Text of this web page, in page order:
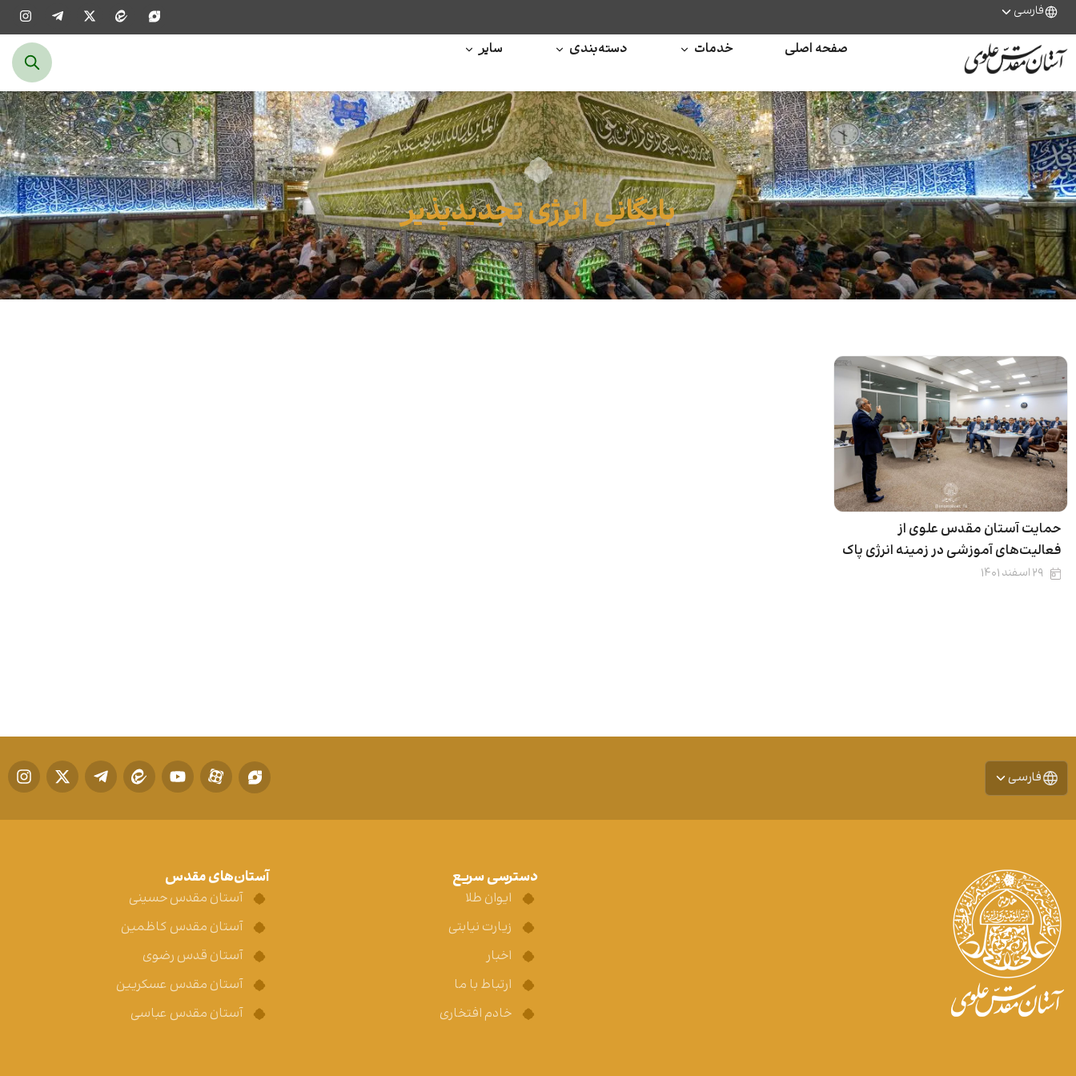
فارسی
صفحه اصلی خدمات دسته‌بندی سایر
بایگانی انرژی تجدیدپذیر
حمایت آستان مقدس علوی از
فعالیت‌های آموزشی در زمینه انرژی پاک
۲۹ اسفند ۱۴۰۱
فارسی
دسترسی سریع
ایوان طلا
زیارت نیابتی
اخبار
ارتباط با ما
خادم افتخاری
آستان‌های مقدس
آستان مقدس حسینی
آستان مقدس کاظمین
آستان قدس رضوی
آستان مقدس عسکریین
آستان مقدس عباسی